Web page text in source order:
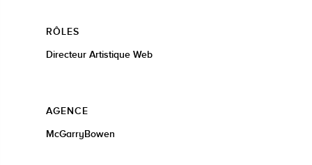
RÔLES
Directeur Artistique Web
AGENCE
McGarryBowen